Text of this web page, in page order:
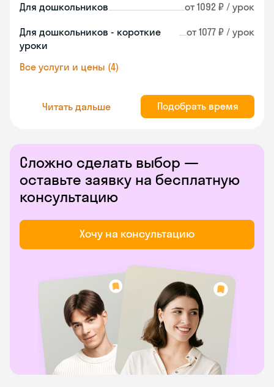
Для дошкольников от 1092 ₽ / урок
Для дошкольников - короткие
уроки
от 1077 ₽ / урок
Все услуги и цены (4)
Читать дальше Подобрать время
Сложно сделать выбор —
оставьте заявку на бесплатную
консультацию
Хочу на консультацию